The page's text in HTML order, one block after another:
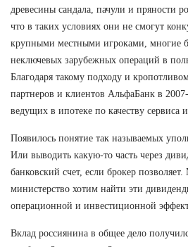
древесины сандала, пачули и пряности
что в таких условиях они не смогут
крупными местными игроками, многие
неключевых зарубежных операций в
Благодаря такому подходу и
партнеров и клиентов АльфаБанк в
ведущих в ипотеке по качеству сервиса
Появилось понятие так называемых
Или выводить какую-то часть через
банковский счет, если брокер
министерство хотим найти эти
операционной и инвестиционной
Вклад россиянина в общее дело